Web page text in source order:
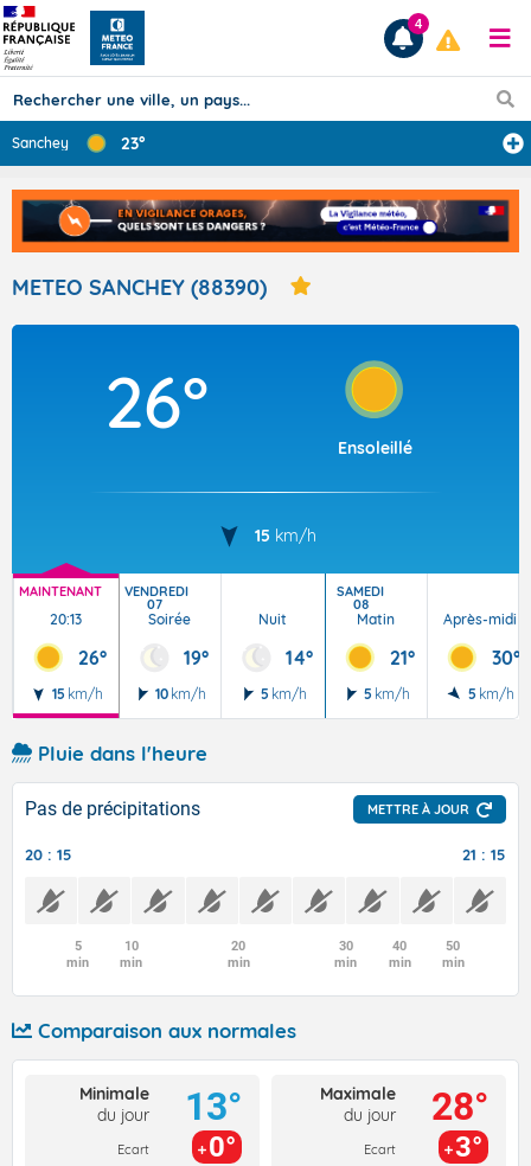
Prévisions
TOUS LES RÉSULTATS
Articles
4
Sanchey 23°
METEO SANCHEY (88390)
26°
Ensoleillé
15 km/h
MAINTENANT
20:13
26°
15 km/h
VENDREDI
07
Soirée
19°
10 km/h
Nuit
14°
5 km/h
SAMEDI
08
Matin
21°
5 km/h
Après-midi
30°
5 km/h
Pluie dans l'heure
Pas de précipitations METTRE À JOUR
20 : 15 21 : 15
5
min
10
min
20
min
30
min
40
min
50
min
Comparaison aux normales
Minimale
du jour
Ecart
13°
0°
Maximale
du jour
Ecart
28°
3°